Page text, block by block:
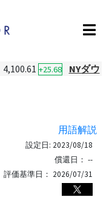
4,100.61 +25.68 NYダウ
用語解説
設定日: 2023/08/18
償還日： --
評価基準日： 2026/07/31